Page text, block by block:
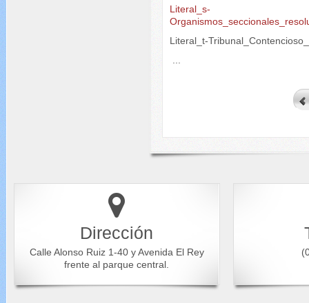
Literal_s-
Literal_t-
Dirección
Calle Alonso Ruiz 1-40 y Avenida El Rey
frente al parque central.